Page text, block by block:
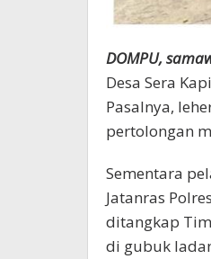
DOMPU,
Desa Sera
Pasalnya,
pertolongan
Sementara
Jatanras
ditangkap
di gubuk